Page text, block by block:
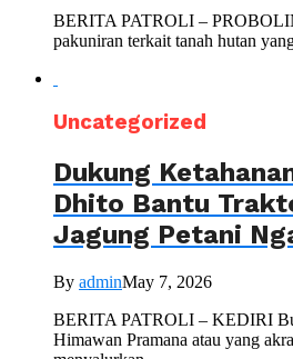
BERITA PATROLI –
pakuniran terkait tanah hutan
Uncategorized
Dukung
Dhito Bantu
Jagung Petani
By adminMay 7, 2026
BERITA PATROLI – KEDIRI
Himawan Pramana atau yang